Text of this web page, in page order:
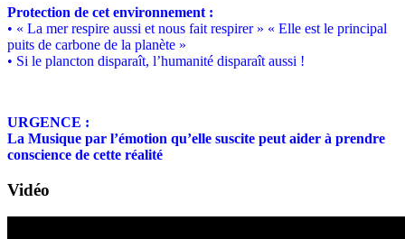
Protection de cet environnement :
• « La mer respire aussi et nous fait respirer » « Elle est le principal
puits de carbone de la planète »
• Si le plancton disparaît, l’humanité disparaît aussi !
URGENCE :
La Musique par l’émotion qu’elle suscite peut aider à prendre
conscience de cette réalité
Vidéo